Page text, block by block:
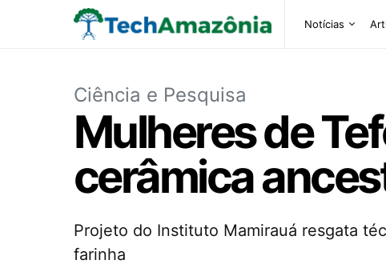
Notícias
Ciência e Pesquisa
Mulheres de
cerâmica
Projeto do Instituto Mamirauá resgata
farinha